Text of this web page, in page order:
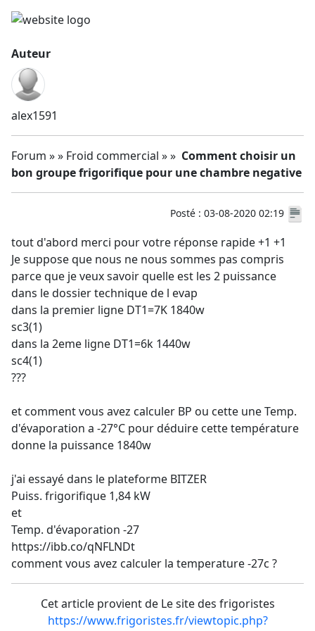
Auteur
alex1591
Forum » » Froid commercial » » Comment choisir un
bon groupe frigorifique pour une chambre negative
Posté : 03-08-2020 02:19
tout d'abord merci pour votre réponse rapide +1 +1
Je suppose que nous ne nous sommes pas compris
parce que je veux savoir quelle est les 2 puissance
dans le dossier technique de l evap
dans la premier ligne DT1=7K 1840w
sc3(1)
dans la 2eme ligne DT1=6k 1440w
sc4(1)
???
et comment vous avez calculer BP ou cette une Temp.
d'évaporation a -27°C pour déduire cette température
donne la puissance 1840w
j'ai essayé dans le plateforme BITZER
Puiss. frigorifique 1,84 kW
et
Temp. d'évaporation -27
https://ibb.co/qNFLNDt
comment vous avez calculer la temperature -27c ?
Cet article provient de Le site des frigoristes
https://www.frigoristes.fr/viewtopic.php?